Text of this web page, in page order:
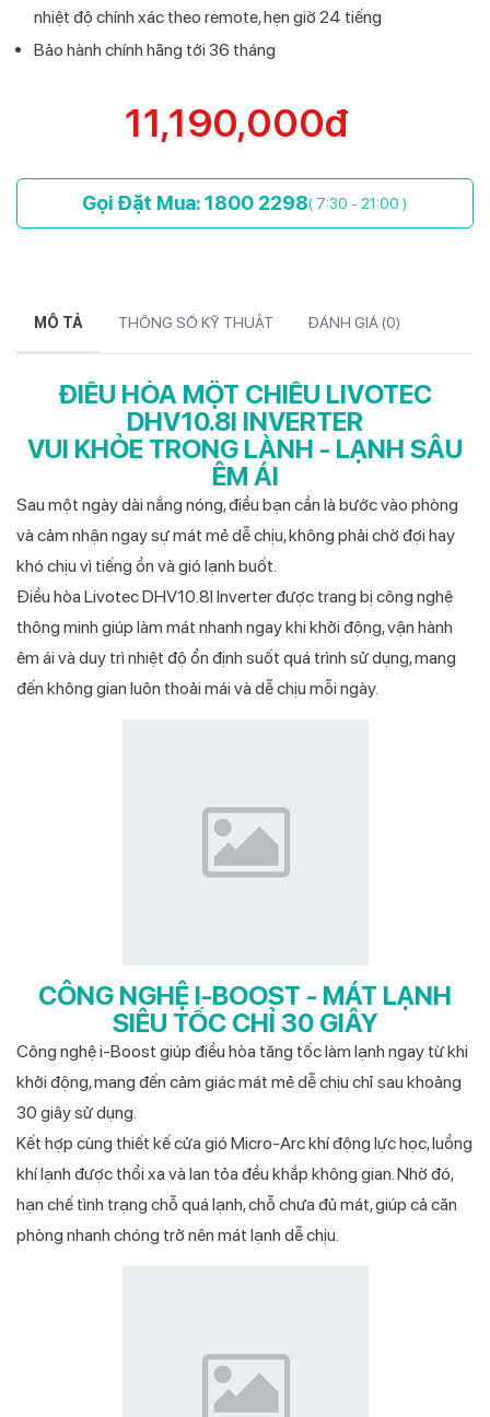
nhiệt độ chính xác theo remote, hẹn giờ 24 tiếng
Bảo hành chính hãng tới 36 tháng
11,190,000đ
Gọi Đặt Mua: 1800 2298( 7:30 - 21:00 )
MÔ TẢ THÔNG SỐ KỸ THUẬT ĐÁNH GIÁ (0)
ĐIỀU HÒA MỘT CHIỀU LIVOTEC
DHV10.8I INVERTER
VUI KHỎE TRONG LÀNH - LẠNH SÂU
ÊM ÁI
Sau một ngày dài nắng nóng, điều bạn cần là bước vào phòng
và cảm nhận ngay sự mát mẻ dễ chịu, không phải chờ đợi hay
khó chịu vì tiếng ồn và gió lạnh buốt.
Điều hòa Livotec DHV10.8I Inverter được trang bị công nghệ
thông minh giúp làm mát nhanh ngay khi khởi động, vận hành
êm ái và duy trì nhiệt độ ổn định suốt quá trình sử dụng, mang
đến không gian luôn thoải mái và dễ chịu mỗi ngày.
CÔNG NGHỆ I-BOOST - MÁT LẠNH
SIÊU TỐC CHỈ 30 GIÂY
Công nghệ i-Boost giúp điều hòa tăng tốc làm lạnh ngay từ khi
khởi động, mang đến cảm giác mát mẻ dễ chịu chỉ sau khoảng
30 giây sử dụng.
Kết hợp cùng thiết kế cửa gió Micro-Arc khí động lực học, luồng
khí lạnh được thổi xa và lan tỏa đều khắp không gian. Nhờ đó,
hạn chế tình trạng chỗ quá lạnh, chỗ chưa đủ mát, giúp cả căn
phòng nhanh chóng trở nên mát lạnh dễ chịu.